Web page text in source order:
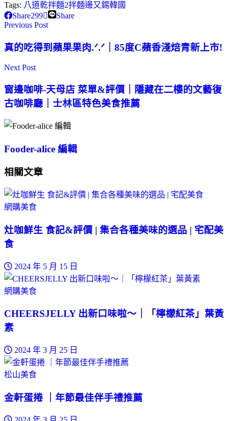
Tags: 八道乾拌麵2拌麵邊又錫韓國
Share299
Share
Previous Post
真的吃得到蘋果果肉.ᐟ.ᐟ｜85度C蘋香淺焙青新上市!
Next Post
窗邊咖啡-天母店 菜單&評價｜隱藏在二樓的文藝復
古咖啡廳｜士林區特色美食推薦
Fooder-alice 編輯
相關文章
網購美食
灶咖鮮生 食記&評價 | 集合各種美味的選品 | 宅配美
食
2024 年 5 月 15 日
網購美食
CHEERSJELLY 出新口味啦～｜「檸檬紅茶」葉黃
素
2024 年 3 月 25 日
松山美食
金軒蛋捲 ｜年節最佳伴手禮推薦